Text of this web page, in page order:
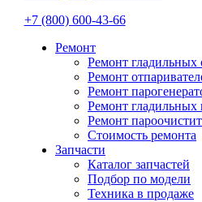
+7 (800) 600-43-66
Ремонт
Ремонт гладильных
Ремонт
Ремонт
Ремонт гладильных
Ремонт
Стоимость ремонта
Запчасти
Каталог запчастей
Подбор по модели
Техника в продаже